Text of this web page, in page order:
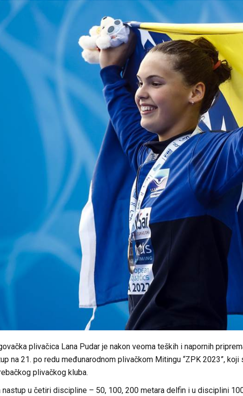
plivačica Lana Pudar je nakon veoma teških i napornih
na 21. po redu međunarodnom plivačkom Mitingu “ZPK 2023”, koji
plivačkog kluba.
nastup u četiri discipline – 50, 100, 200 metara delfin i u disciplini